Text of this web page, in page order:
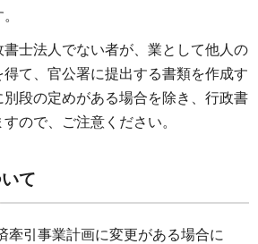
士法人でない者が、業として他人の
て、官公署に提出する書類を作成す
別段の定めがある場合を除き、行政書
ので、ご注意ください。
て
牽引事業計画に変更がある場合に